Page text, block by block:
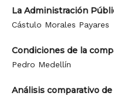
La Administración
Cástulo Morales Payares
Condiciones de la
Pedro Medellín
Análisis comparativo